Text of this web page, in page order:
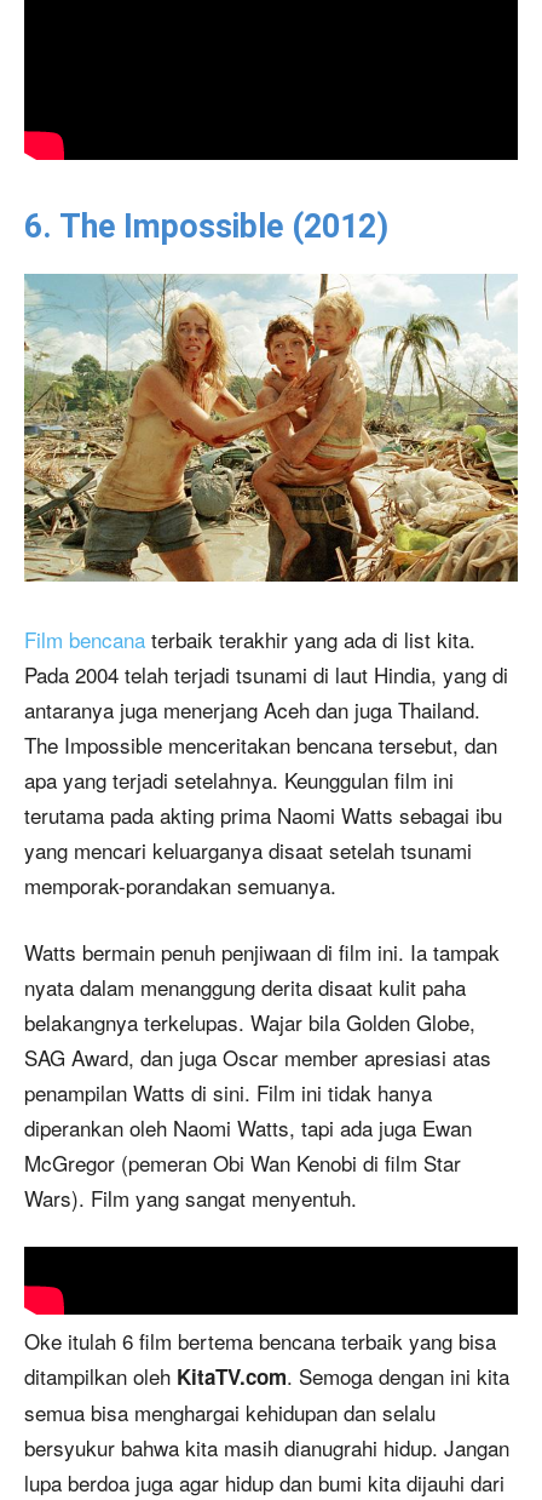
6. The Impossible (2012)
Film bencana terbaik terakhir yang ada di list kita.
Pada 2004 telah terjadi tsunami di laut Hindia, yang di
antaranya juga menerjang Aceh dan juga Thailand.
The Impossible menceritakan bencana tersebut, dan
apa yang terjadi setelahnya. Keunggulan film ini
terutama pada akting prima Naomi Watts sebagai ibu
yang mencari keluarganya disaat setelah tsunami
memporak-porandakan semuanya.
Watts bermain penuh penjiwaan di film ini. Ia tampak
nyata dalam menanggung derita disaat kulit paha
belakangnya terkelupas. Wajar bila Golden Globe,
SAG Award, dan juga Oscar member apresiasi atas
penampilan Watts di sini. Film ini tidak hanya
diperankan oleh Naomi Watts, tapi ada juga Ewan
McGregor (pemeran Obi Wan Kenobi di film Star
Wars). Film yang sangat menyentuh.
Oke itulah 6 film bertema bencana terbaik yang bisa
ditampilkan oleh KitaTV.com. Semoga dengan ini kita
semua bisa menghargai kehidupan dan selalu
bersyukur bahwa kita masih dianugrahi hidup. Jangan
lupa berdoa juga agar hidup dan bumi kita dijauhi dari